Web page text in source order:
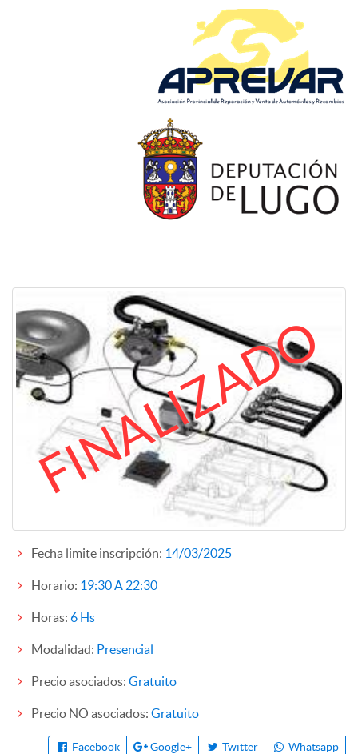
Fecha limite inscripción: 14/03/2025
FINALIZADO
Horario: 19:30 A 22:30
Horas: 6 Hs
Modalidad: Presencial
Precio asociados: Gratuito
Precio NO asociados: Gratuito
Facebook Google+ Twitter
Whatsapp